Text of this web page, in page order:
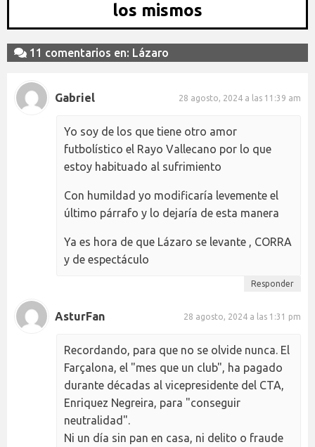
los mismos
11 comentarios en: Lázaro
Gabriel 28 agosto, 2024 a las 11:39 am
Yo soy de los que tiene otro amor
futbolístico el Rayo Vallecano por lo que
estoy habituado al sufrimiento
Con humildad yo modificaría levemente el
último párrafo y lo dejaría de esta manera
Ya es hora de que Lázaro se levante , CORRA
y de espectáculo
Responder
AsturFan 28 agosto, 2024 a las 1:31 pm
Recordando, para que no se olvide nunca. El
Farçalona, el "mes que un club", ha pagado
durante décadas al vicepresidente del CTA,
Enriquez Negreira, para "conseguir
neutralidad".
Ni un día sin pan en casa, ni delito o fraude